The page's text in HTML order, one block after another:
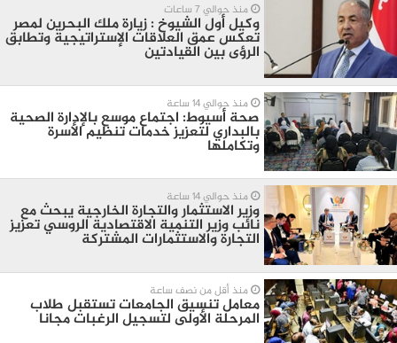
منذ حوالي 7 ساعات
وكيل أول الشيوخ : زيارة ملك البحرين لمصر
تعكس عمق العلاقات الإستراتيجية وتطابق
الرؤى بين القيادتين
منذ حوالي 14 ساعة
صحة أسيوط: اجتماع موسع بالإدارة الصحية
بالبداري لتعزيز خدمات تنظيم الأسرة
وتكاملها
منذ حوالي 14 ساعة
وزير الاستثمار والتجارة الخارجية يبحث مع
نائب وزير التنمية الاقتصادية الروسي تعزيز
التجارة والاستثمارات المشتركة
منذ أقل من نصف ساعة
معامل تنسيق الجامعات تستقبل طلاب
المرحلة الأولى لتسجيل الرغبات مجانا